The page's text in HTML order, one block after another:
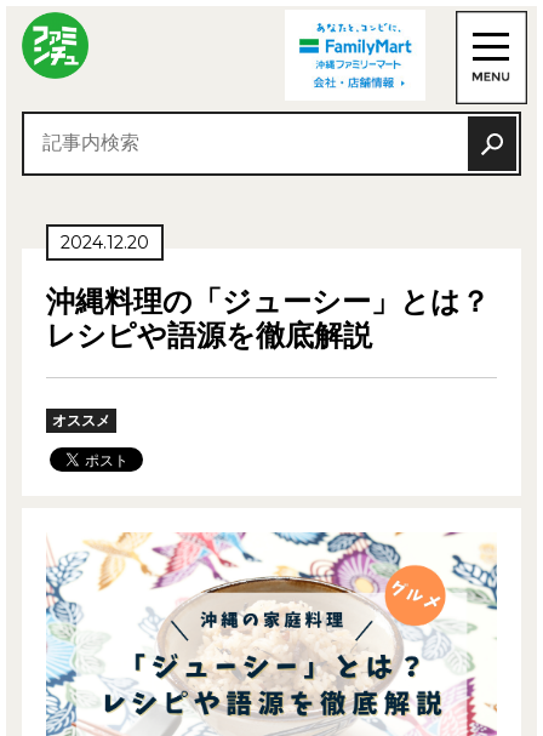
2024.12.20
沖縄料理の「ジューシー」とは？
レシピや語源を徹底解説
オススメ